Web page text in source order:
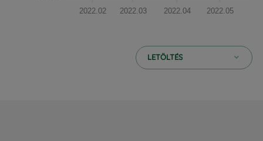
2022.02 2022.03 2022.04 2022.05
LETÖLTÉS